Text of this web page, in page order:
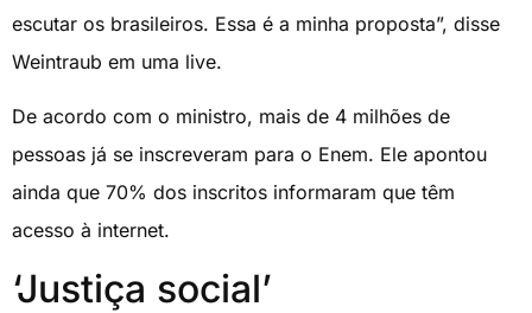
escutar os brasileiros. Essa é a minha proposta”, disse
Weintraub em uma live.
De acordo com o ministro, mais de 4 milhões de
pessoas já se inscreveram para o Enem. Ele apontou
ainda que 70% dos inscritos informaram que têm
acesso à internet.
‘Justiça social’